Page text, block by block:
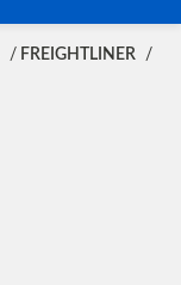
FREIGHTLINER